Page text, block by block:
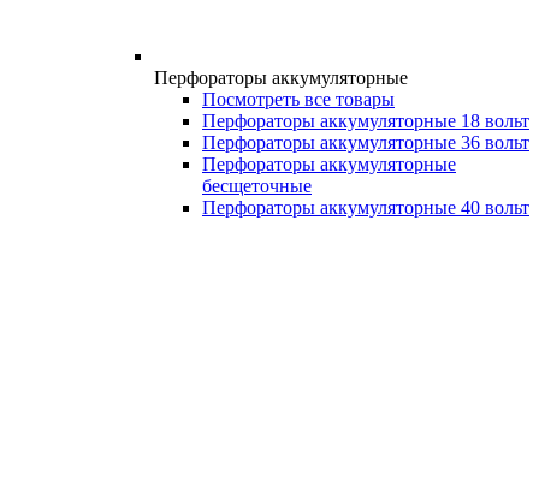
Перфораторы аккумуляторные
Посмотреть все товары
Перфораторы аккумуляторные 18 вольт
Перфораторы аккумуляторные 36 вольт
Перфораторы аккумуляторные
бесщеточные
Перфораторы аккумуляторные 40 вольт